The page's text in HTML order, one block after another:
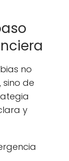
no
de
y